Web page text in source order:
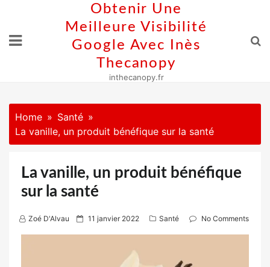
content
Obtenir Une
Meilleure Visibilité
Google Avec Inès
Thecanopy
inthecanopy.fr
Home
Santé
La vanille, un produit bénéfique sur la santé
La vanille, un produit bénéfique
sur la santé
Zoé D'Alvau
P
o
11 janvier 2022 Santé No Comments